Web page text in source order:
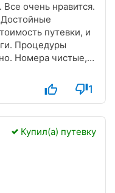
очень нравится.
путевки, и
Процедуры
Номера чистые,
полотенца
Все супер.
год.
1
Купил(а) путевку